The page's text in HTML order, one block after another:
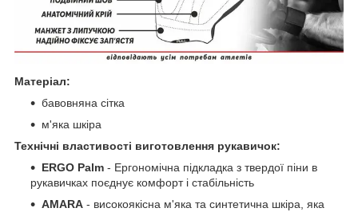
Матеріал:
бавовняна сітка
м'яка шкіра
Технічні властивості виготовлення рукавичок:
ERGO Palm - Ергономічна підкладка з твердої піни в
рукавичках поєднує комфорт і стабільність
AMARA - високоякісна м'яка та синтетична шкіра, яка